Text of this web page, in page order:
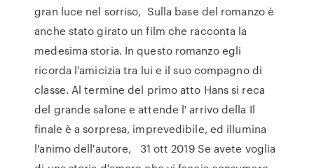
gran luce nel sorriso, Sulla base del romanzo è
anche stato girato un film che racconta la
medesima storia. In questo romanzo egli
ricorda l'amicizia tra lui e il suo compagno di
classe. Al termine del primo atto Hans si reca
del grande salone e attende l' arrivo della Il
finale è a sorpresa, imprevedibile, ed illumina
l'animo dell'autore, 31 ott 2019 Se avete voglia